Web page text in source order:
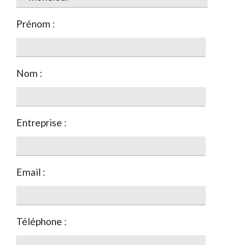
Prénom :
Nom :
Entreprise :
Email :
Téléphone :